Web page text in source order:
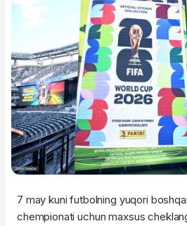
7 may kuni futbolning yuqori
chempionati uchun maxsus